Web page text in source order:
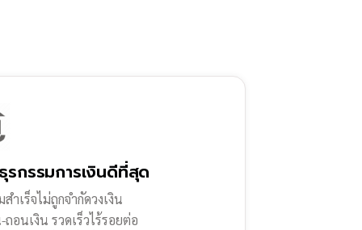
กรรมการเงินดีที่สุด
ำเร็จไม่ถูกจำกัดวงเงิน
ถอนเงิน รวดเร็วไร้รอยต่อ